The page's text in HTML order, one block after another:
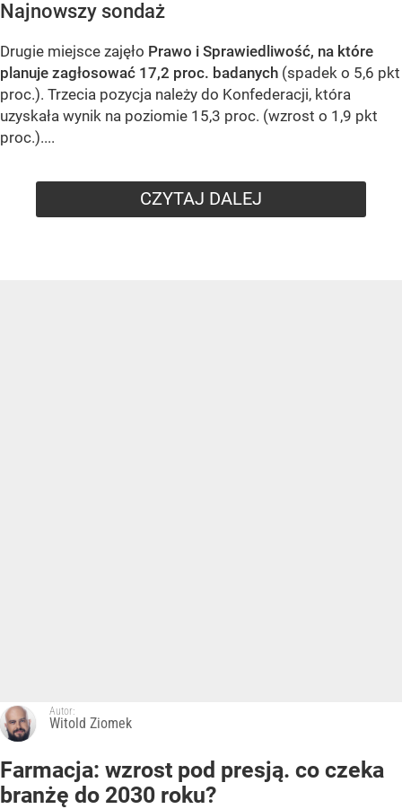
Najnowszy sondaż
Drugie miejsce zajęło Prawo i Sprawiedliwość, na które
planuje zagłosować 17,2 proc. badanych (spadek o 5,6 pkt
proc.). Trzecia pozycja należy do Konfederacji, która
uzyskała wynik na poziomie 15,3 proc. (wzrost o 1,9 pkt
proc.)....
CZYTAJ DALEJ
Autor:
Witold Ziomek
Farmacja: wzrost pod presją. co czeka
branżę do 2030 roku?